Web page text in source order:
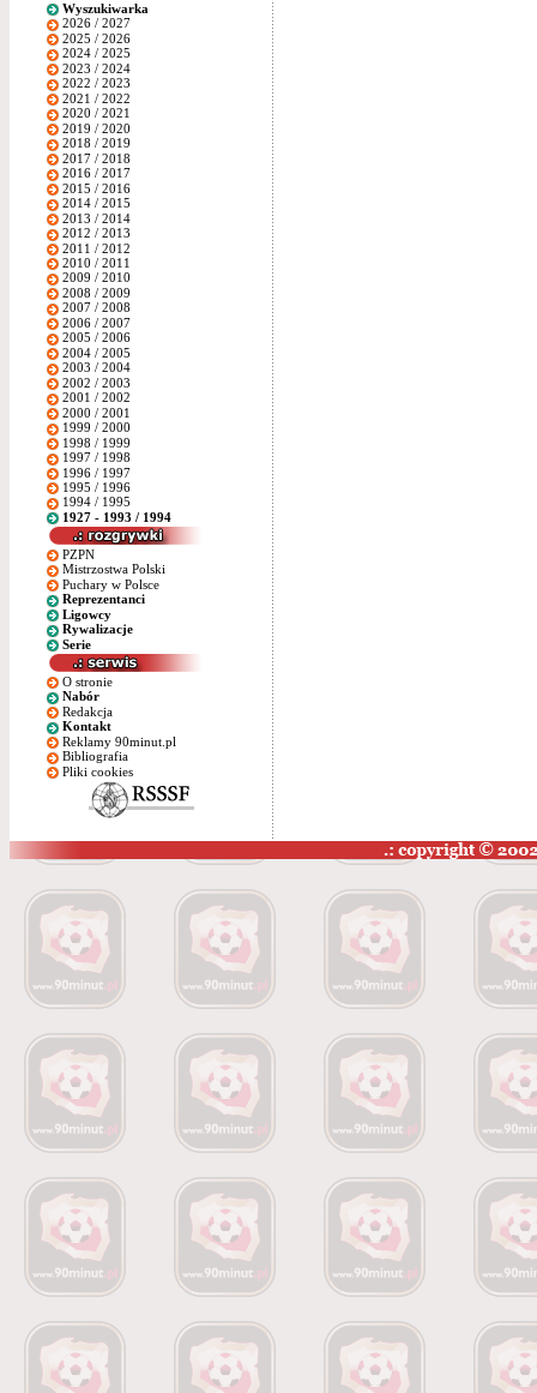
Wyszukiwarka
2026 / 2027
2025 / 2026
2024 / 2025
2023 / 2024
2022 / 2023
2021 / 2022
2020 / 2021
2019 / 2020
2018 / 2019
2017 / 2018
2016 / 2017
2015 / 2016
2014 / 2015
2013 / 2014
2012 / 2013
2011 / 2012
2010 / 2011
2009 / 2010
2008 / 2009
2007 / 2008
2006 / 2007
2005 / 2006
2004 / 2005
2003 / 2004
2002 / 2003
2001 / 2002
2000 / 2001
1999 / 2000
1998 / 1999
1997 / 1998
1996 / 1997
1995 / 1996
1994 / 1995
1927 - 1993 / 1994
PZPN
Mistrzostwa Polski
Puchary w Polsce
Reprezentanci
Ligowcy
Rywalizacje
Serie
O stronie
Nabór
Redakcja
Kontakt
Reklamy 90minut.pl
Bibliografia
Pliki cookies